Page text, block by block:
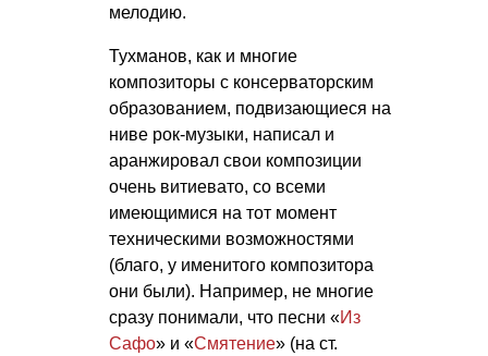
мелодию.
Тухманов, как и многие
композиторы с консерваторским
образованием, подвизающиеся на
ниве рок-музыки, написал и
аранжировал свои композиции
очень витиевато, со всеми
имеющимися на тот момент
техническими возможностями
(благо, у именитого композитора
они были). Например, не многие
сразу понимали, что песни «Из
Сафо» и «Смятение» (на ст.